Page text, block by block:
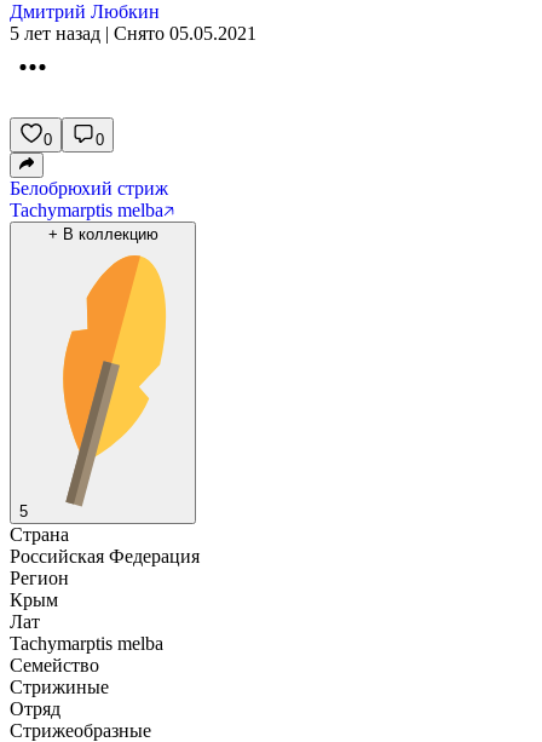
Дмитрий Любкин
5 лет назад | Снято 05.05.2021
0 0
Белобрюхий стриж
Tachymarptis melba
+ В коллекцию
5
Страна
Российская Федерация
Регион
Крым
Лат
Tachymarptis melba
Семейство
Стрижиные
Отряд
Стрижеобразные